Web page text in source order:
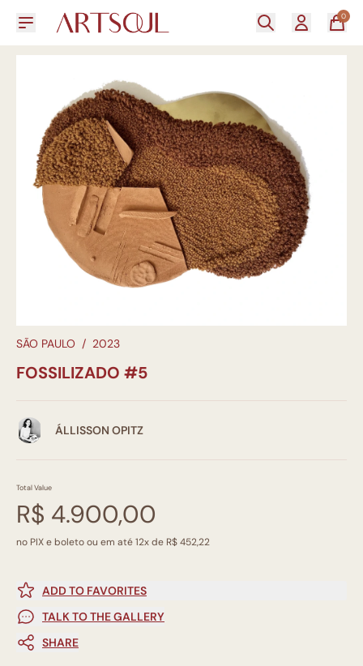
0
SÃO PAULO / 2023
FOSSILIZADO #5
ÁLLISSON OPITZ
Total Value
R$ 4.900,00
no PIX e boleto ou em até 12x de R$ 452,22
ADD TO FAVORITES
TALK TO THE GALLERY
SHARE